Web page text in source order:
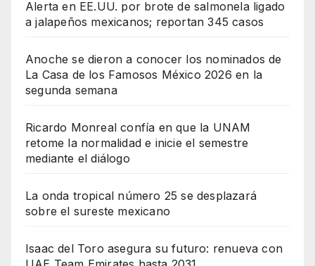
Alerta en EE.UU. por brote de salmonela ligado
a jalapeños mexicanos; reportan 345 casos
Anoche se dieron a conocer los nominados de
La Casa de los Famosos México 2026 en la
segunda semana
Ricardo Monreal confía en que la UNAM
retome la normalidad e inicie el semestre
mediante el diálogo
La onda tropical número 25 se desplazará
sobre el sureste mexicano
Isaac del Toro asegura su futuro: renueva con